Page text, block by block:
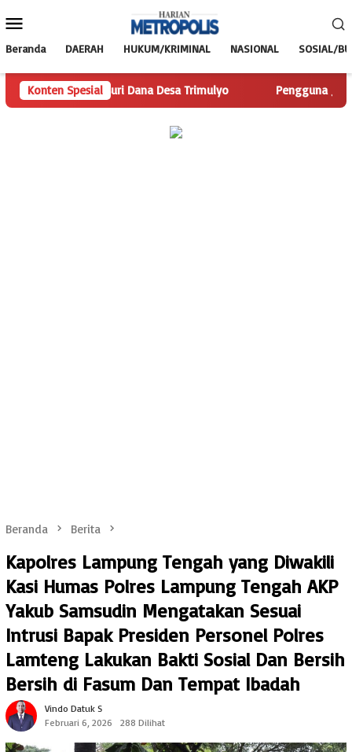
ke
Mobile
Beranda DAERAH HUKUM/KRIMINAL NASIONAL SOSIAL/
Konten Spesial
Telusuri Dana Desa Trimulyo Pengguna Jalan
Beranda Berita
Kapolres Lampung Tengah yang Diwakili
Kasi Humas Polres Lampung Tengah AKP
Yakub Samsudin Mengatakan Sesuai
Intrusi Bapak Presiden Personel Polres
Lamteng Lakukan Bakti Sosial Dan Bersih
Bersih di Fasum Dan Tempat Ibadah
Vindo Datuk S
Februari 6, 2026
288 Dilihat